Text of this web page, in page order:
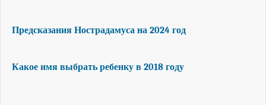
Предсказания Нострадамуса на 2024 год
Какое имя выбрать ребенку в 2018 году